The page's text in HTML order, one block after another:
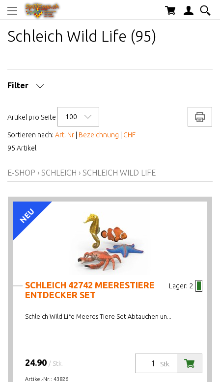
Schleich Wild Life (95)
Filter
AB WELCHEM ALTER
PREIS VON BIS
AKTIONEN/NEUHEITEN/HIGHLIGHTS
LAGERBESTAND
Artikel pro Seite 100
Sortieren nach: Art. Nr Bezeichnung
CHF
95 Artikel
E-SHOP › SCHLEICH › SCHLEICH WILD LIFE
NEU
Lager: 2
SCHLEICH 42742 MEERESTIERE
ENTDECKER SET
Schleich Wild Life Meeres Tiere Set Abtauchen un...
Stk.
24.90 / Stk.
Artikel-Nr.: 43826